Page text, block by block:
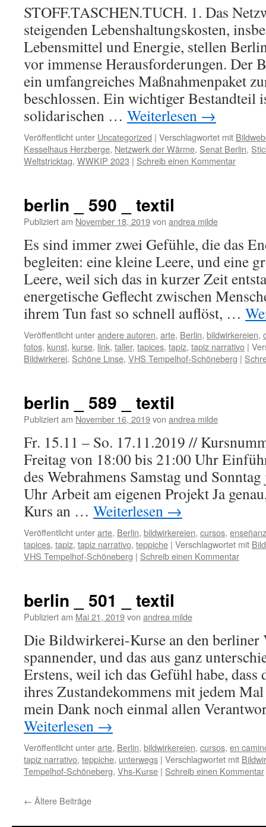
STOFF.TASCHEN.TUCH. 1. Das
steigenden Lebenshaltungskosten,
Lebensmittel und Energie, stellen
vor immense Herausforderungen. Der
ein umfangreiches Maßnahmenpaket
beschlossen. Ein wichtiger Bestandteil
solidarischen … Weiterlesen →
Veröffentlicht unter Uncategorized | Verschlagwortet mit
Kesselhaus Herzberge, Netzwerk der Wärme, Senat Berlin,
Weltstricktag, WWKIP 2023 | Schreib einen Kommentar
berlin _ 590 _ textil
Publiziert am November 18, 2019von andrea milde
Es sind immer zwei Gefühle, die das
begleiten: eine kleine Leere, und eine
Leere, weil sich das in kurzer Zeit
energetische Geflecht zwischen
ihrem Tun fast so schnell auflöst, …
Veröffentlicht unterandere autoren, arte, Berlin, bildwirkereien,
fotos, kunst, kurse, link, taller, tapices, tapiz, tapiz narrativo |
Bildwirkerei, Schöne Linse, VHS Tempelhof-Schöneberg |
berlin _ 589 _ textil
Publiziert am November 16, 2019von andrea milde
Fr. 15.11 – So. 17.11.2019 //
Freitag von 18:00 bis 21:00 Uhr
des Webrahmens Samstag und
Uhr Arbeit am eigenen Projekt Ja
Kurs an … Weiterlesen →
Veröffentlicht unterarte, Berlin, bildwirkereien, cursos,
tapices, tapiz, tapiz narrativo, teppiche | Verschlagwortet mit
VHS Tempelhof-Schöneberg | Schreib einen Kommentar
berlin _ 501 _ textil
Publiziert am Mai 21, 2019von andrea milde
Die Bildwirkerei-Kurse an den
spannender, und das aus ganz
Erstens, weil ich das Gefühl habe,
ihres Zustandekommens mit jedem
mein Dank noch einmal allen
Weiterlesen →
Veröffentlicht unterarte, Berlin, bildwirkereien, cursos, en
tapiz narrativo, teppiche, unterwegs | Verschlagwortet mit
Tempelhof-Schöneberg, Vhs-Kurse | Schreib einen Kommentar
← Ältere Beiträge